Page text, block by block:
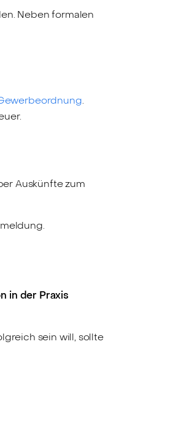
Neben formalen
.
Auskünfte zum
in der Praxis
sein will, sollte